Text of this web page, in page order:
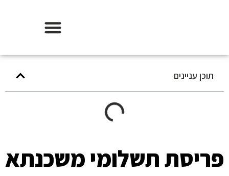
תוכן עניינים
תשלומי משכנתא